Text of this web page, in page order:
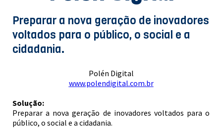
Preparar a nova geração de inovadores
voltados para o público, o social e a
cidadania.
Polén Digital
www.polendigital.com.br
Solução:
Preparar a nova geração de inovadores voltados para o
público, o social e a cidadania.